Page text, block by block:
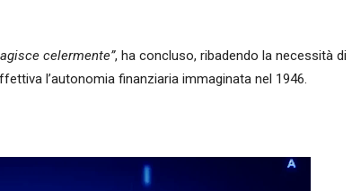
celermente”, ha concluso, ribadendo la necessità di
l’autonomia finanziaria immaginata nel 1946.